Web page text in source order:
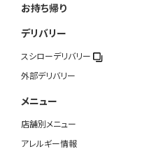
お持ち帰り
デリバリー
スシローデリバリー
外部デリバリー
メニュー
店舗別メニュー
アレルギー情報